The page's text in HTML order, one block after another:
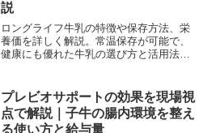
説
ロングライフ牛乳の特徴や保存方法、栄
養価を詳しく解説。常温保存が可能で、
健康にも優れた牛乳の選び方と活用法を
プレビオサポートの効果を現場視
点で解説｜子牛の腸内環境を整え
る使い方と給与量